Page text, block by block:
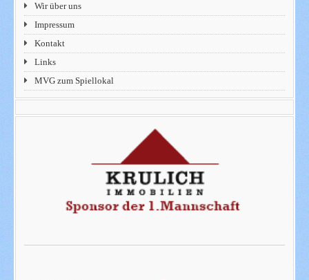
Wir über uns
Impressum
Kontakt
Links
MVG zum Spiellokal